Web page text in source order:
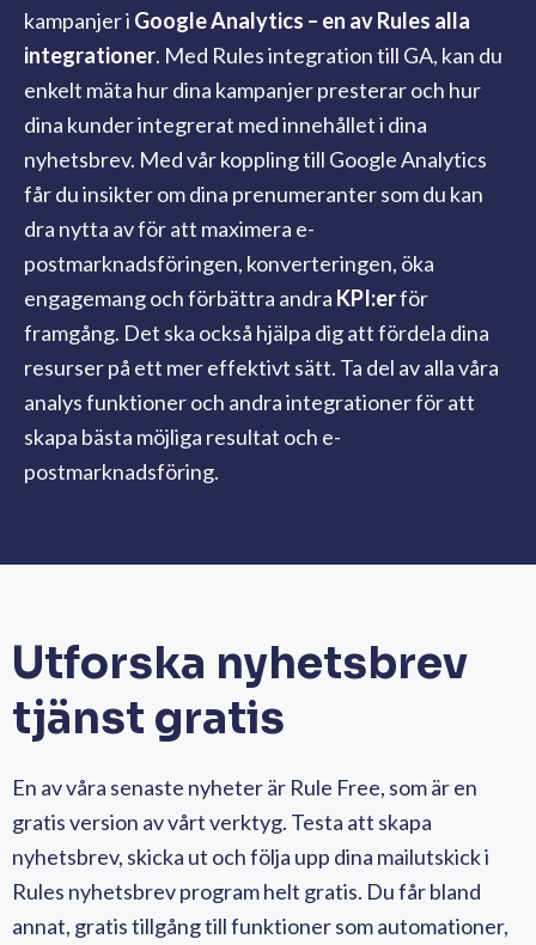
kampanjer i Google Analytics – en av Rules alla
integrationer. Med Rules integration till GA, kan du
enkelt mäta hur dina kampanjer presterar och hur
dina kunder integrerat med innehållet i dina
nyhetsbrev. Med vår koppling till Google Analytics
får du insikter om dina prenumeranter som du kan
dra nytta av för att maximera e-
postmarknadsföringen, konverteringen, öka
engagemang och förbättra andra KPI:erför
framgång. Det ska också hjälpa dig att fördela dina
resurser på ett mer effektivt sätt. Ta del av alla våra
analys funktioneroch andra integrationerför att
skapa bästa möjliga resultat och e-
postmarknadsföring.
Utforska nyhetsbrev
tjänst gratis
En av våra senaste nyheter är Rule Free, som är en
gratis version av vårt verktyg. Testa att skapa
nyhetsbrev, skicka ut och följa upp dina mailutskick i
Rules nyhetsbrev program helt gratis. Du får bland
annat, gratis tillgång till funktioner som automationer,